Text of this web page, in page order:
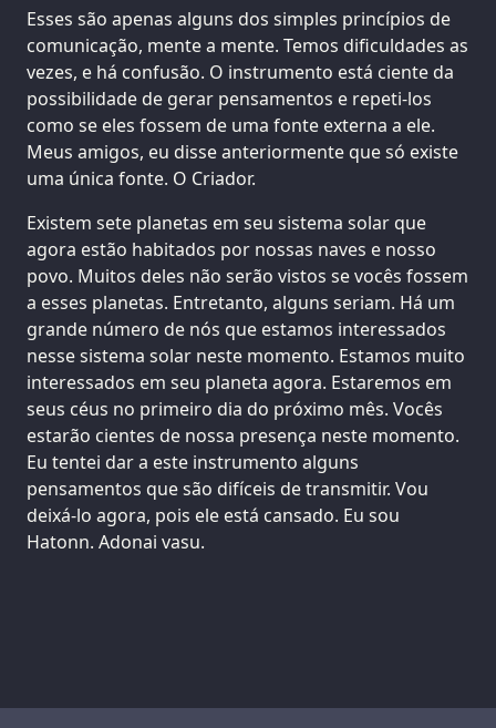
Esses são apenas alguns dos simples princípios de
comunicação, mente a mente. Temos dificuldades as
vezes, e há confusão. O instrumento está ciente da
possibilidade de gerar pensamentos e repeti-los
como se eles fossem de uma fonte externa a ele.
Meus amigos, eu disse anteriormente que só existe
uma única fonte. O Criador.
Existem sete planetas em seu sistema solar que
agora estão habitados por nossas naves e nosso
povo. Muitos deles não serão vistos se vocês fossem
a esses planetas. Entretanto, alguns seriam. Há um
grande número de nós que estamos interessados
nesse sistema solar neste momento. Estamos muito
interessados em seu planeta agora. Estaremos em
seus céus no primeiro dia do próximo mês. Vocês
estarão cientes de nossa presença neste momento.
Eu tentei dar a este instrumento alguns
pensamentos que são difíceis de transmitir. Vou
deixá-lo agora, pois ele está cansado. Eu sou
Hatonn. Adonai vasu.